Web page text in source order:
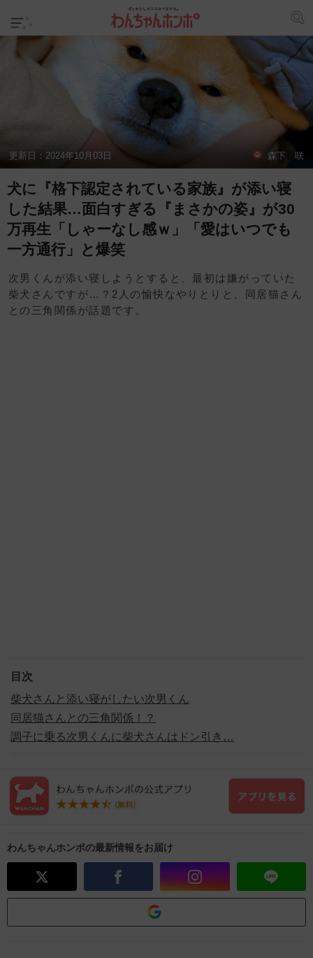
更新日： 2024年10月03日 森下 咲
犬に『格下認定されている家族』が添い寝
した結果…面白すぎる『まさかの姿』が30
万再生「しゃーなし感ｗ」「愛はいつでも
一方通行」と爆笑
次男くんが添い寝しようとすると、最初は嫌がっていた
柴犬さんですが…？2人の愉快なやりとりと、同居猫さん
との三角関係が話題です。
目次
柴犬さんと添い寝がしたい次男くん
同居猫さんとの三角関係！？
調子に乗る次男くんに柴犬さんはドン引き…
わんちゃんホンポの最新情報をお届け